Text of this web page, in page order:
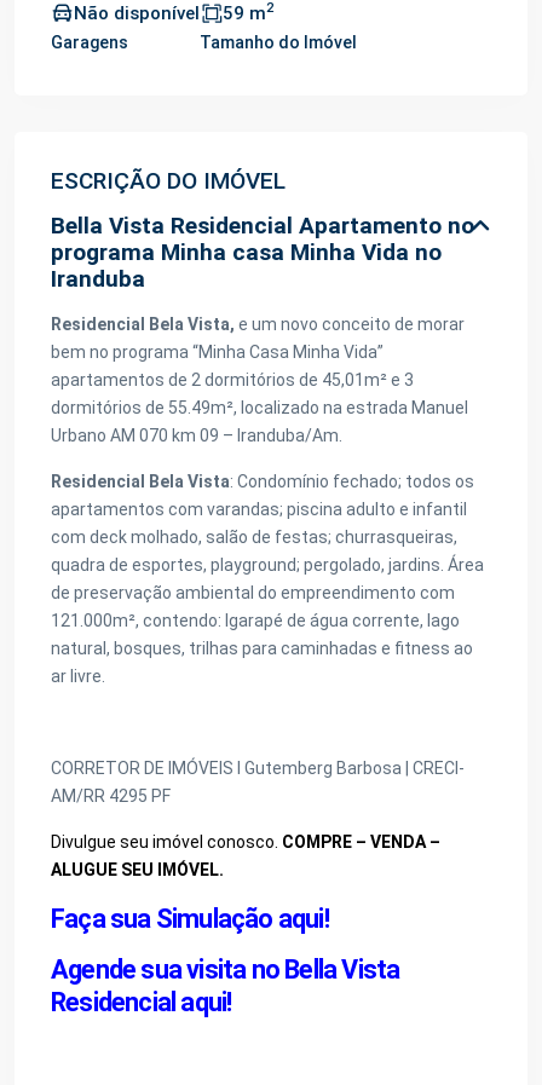
Não disponível
Garagens
59 m2
Tamanho do Imóvel
ESCRIÇÃO DO IMÓVEL
Bella Vista Residencial Apartamento no
programa Minha casa Minha Vida no
Iranduba
Residencial Bela Vista, e um novo conceito de morar
bem no programa “Minha Casa Minha Vida”
apartamentos de 2 dormitórios de 45,01m² e 3
dormitórios de 55.49m², localizado na estrada Manuel
Urbano AM 070 km 09 – Iranduba/Am.
Residencial Bela Vista: Condomínio fechado; todos os
apartamentos com varandas; piscina adulto e infantil
com deck molhado, salão de festas; churrasqueiras,
quadra de esportes, playground; pergolado, jardins. Área
de preservação ambiental do empreendimento com
121.000m², contendo: Igarapé de água corrente, lago
natural, bosques, trilhas para caminhadas e fitness ao
ar livre.
CORRETOR DE IMÓVEIS I Gutemberg Barbosa | CRECI-
AM/RR 4295 PF
Divulgue seu imóvel conosco. COMPRE – VENDA –
ALUGUE SEU IMÓVEL.
Faça sua Simulação aqui!
Agende sua visita no Bella Vista
Residencial aqui!